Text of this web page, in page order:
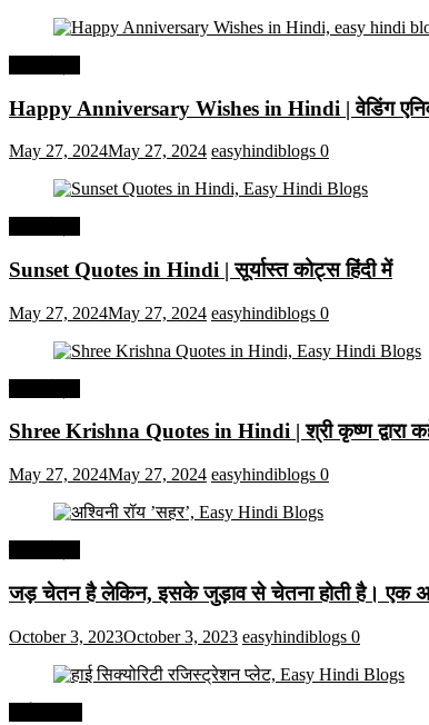
Happy Anniversary Wishes in Hindi | वेडिंग
May 27, 2024May 27, 2024 easyhindiblogs 0
Sunset Quotes in Hindi | सूर्यास्त कोट्स हिंदी में
May 27, 2024May 27, 2024 easyhindiblogs 0
Shree Krishna Quotes in Hindi | श्री कृष्ण द्वारा
May 27, 2024May 27, 2024 easyhindiblogs 0
जड़ चेतन है लेकिन, इसके जुड़ाव से चेतना होती है। एक
October 3, 2023October 3, 2023 easyhindiblogs 0